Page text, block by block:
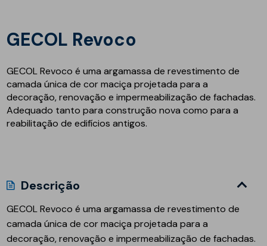
GECOL Revoco
GECOL Revoco é uma argamassa de revestimento de
camada única de cor maciça projetada para a
decoração, renovação e impermeabilização de fachadas.
Adequado tanto para construção nova como para a
reabilitação de edifícios antigos.
Descrição
GECOL Revoco é uma argamassa de revestimento de
camada única de cor maciça projetada para a
decoração, renovação e impermeabilização de fachadas.